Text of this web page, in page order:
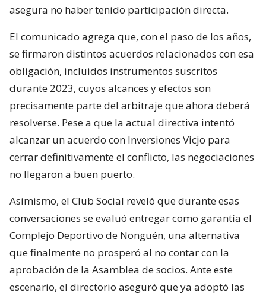
asegura no haber tenido participación directa.
El comunicado agrega que, con el paso de los años,
se firmaron distintos acuerdos relacionados con esa
obligación, incluidos instrumentos suscritos
durante 2023, cuyos alcances y efectos son
precisamente parte del arbitraje que ahora deberá
resolverse. Pese a que la actual directiva intentó
alcanzar un acuerdo con Inversiones Vicjo para
cerrar definitivamente el conflicto, las negociaciones
no llegaron a buen puerto.
Asimismo, el Club Social reveló que durante esas
conversaciones se evaluó entregar como garantía el
Complejo Deportivo de Nonguén, una alternativa
que finalmente no prosperó al no contar con la
aprobación de la Asamblea de socios. Ante este
escenario, el directorio aseguró que ya adoptó las